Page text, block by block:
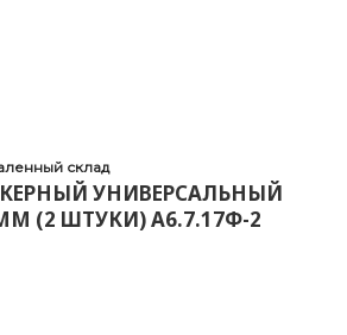
склад
УНИВЕРСАЛЬНЫЙ
ММ (2 ШТУКИ) А6.7.17Ф-2